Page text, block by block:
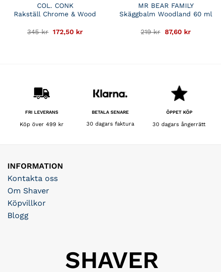
COL. CONK
Rakställ Chrome & Wood
345kr Det
ursprungliga
172,50 krDet
MR BEAR FAMILY
Skäggbalm Woodland 60 ml
219kr Det
ursprungliga
87,60 krDet
FRI LEVERANS
Köp över 499 kr
BETALA SENARE
30 dagars faktura
ÖPPET KÖP
30 dagars ångerrätt
INFORMATION
Kontakta oss
Om Shaver
Köpvillkor
Blogg
SHAVER